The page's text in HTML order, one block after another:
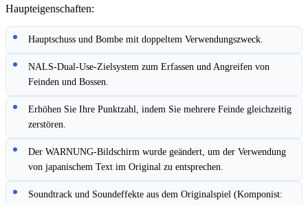
Haupteigenschaften:
Hauptschuss und Bombe mit doppeltem Verwendungszweck.
NALS-Dual-Use-Zielsystem zum Erfassen und Angreifen von
Feinden und Bossen.
Erhöhen Sie Ihre Punktzahl, indem Sie mehrere Feinde gleichzeitig
zerstören.
Der WARNUNG-Bildschirm wurde geändert, um der Verwendung
von japanischem Text im Original zu entsprechen.
Soundtrack und Soundeffekte aus dem Originalspiel (Komponist: